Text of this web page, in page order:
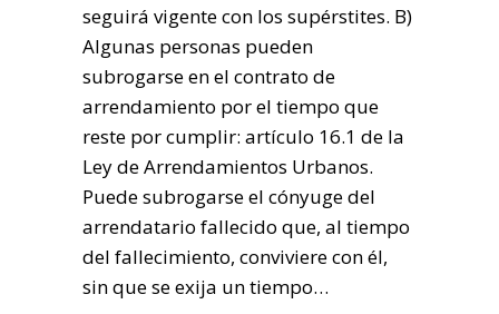
seguirá vigente con los supérstites. B)
Algunas personas pueden
subrogarse en el contrato de
arrendamiento por el tiempo que
reste por cumplir: artículo 16.1 de la
Ley de Arrendamientos Urbanos.
Puede subrogarse el cónyuge del
arrendatario fallecido que, al tiempo
del fallecimiento, conviviere con él,
sin que se exija un tiempo…